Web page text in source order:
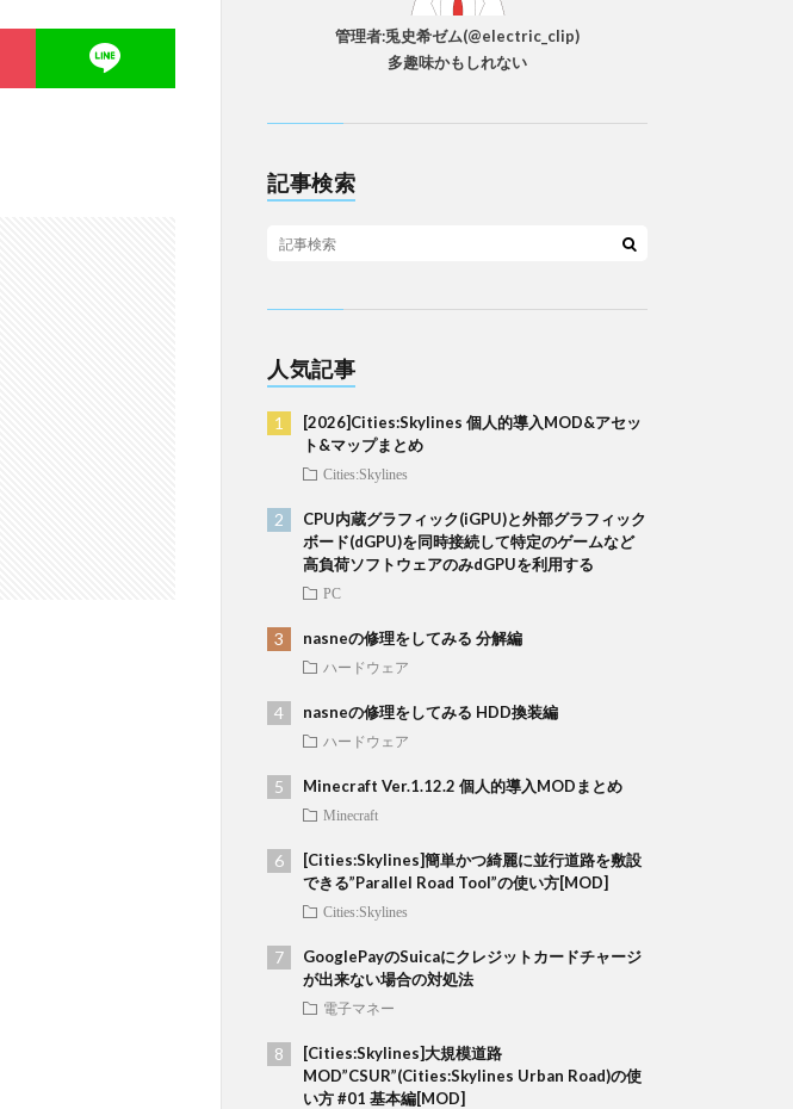
管理者:兎史希ゼム(@electric_clip)
多趣味かもしれない
記事検索
人気記事
[2026]Cities:Skylines 個人的導入MOD&アセッ
ト&マップまとめ
Cities:Skylines
CPU内蔵グラフィック(iGPU)と外部グラフィック
ボード(dGPU)を同時接続して特定のゲームなど
高負荷ソフトウェアのみdGPUを利用する
PC
nasneの修理をしてみる 分解編
ハードウェア
nasneの修理をしてみる HDD換装編
ハードウェア
Minecraft Ver.1.12.2 個人的導入MODまとめ
Minecraft
[Cities:Skylines]簡単かつ綺麗に並行道路を敷設
できる”Parallel Road Tool”の使い方[MOD]
Cities:Skylines
GooglePayのSuicaにクレジットカードチャージ
が出来ない場合の対処法
電子マネー
[Cities:Skylines]大規模道路
MOD”CSUR”(Cities:Skylines Urban Road)の使
い方 #01 基本編[MOD]